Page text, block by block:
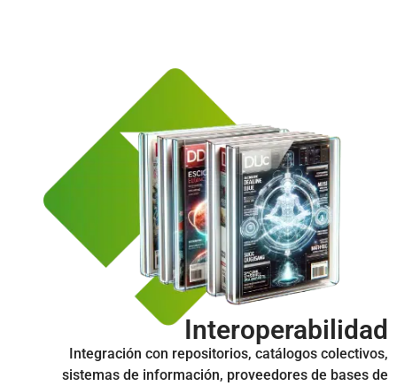
Interoperabilidad
Integración con repositorios, catálogos colectivos,
sistemas de información, proveedores de bases de